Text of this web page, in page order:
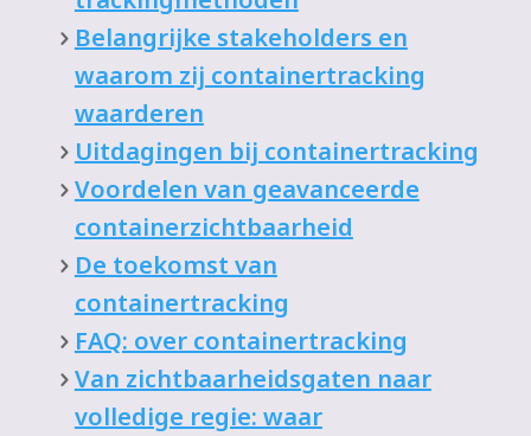
Belangrijke stakeholders en
waarom zij containertracking
waarderen
Uitdagingen bij containertracking
Voordelen van geavanceerde
containerzichtbaarheid
De toekomst van
containertracking
FAQ: over containertracking
Van zichtbaarheidsgaten naar
volledige regie: waar